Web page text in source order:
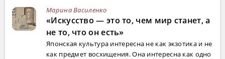
Марина Василенко
«Искусство — это то, чем мир станет, а
не то, что он есть»
Японская культура интересна не как экзотика и не
как предмет восхищения. Она интересна как одно